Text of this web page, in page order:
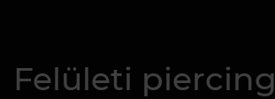
Felületi piercing